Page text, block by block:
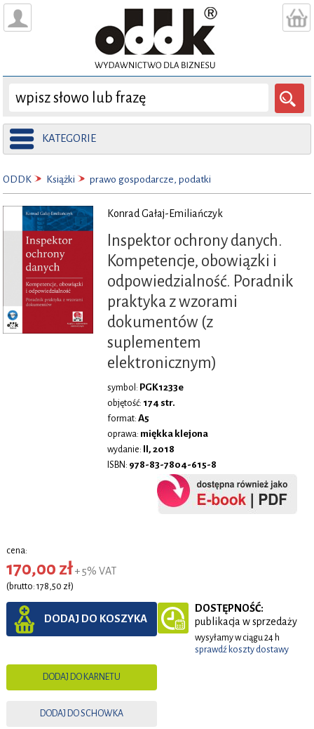
KATEGORIE
ODDK Książki prawo gospodarcze, podatki
Konrad Gałaj-Emiliańczyk
Inspektor ochrony danych.
Kompetencje, obowiązki i
odpowiedzialność. Poradnik
praktyka z wzorami
dokumentów (z
suplementem
elektronicznym)
symbol: PGK1233e
objętość: 174 str.
format: A5
oprawa: miękka klejona
wydanie: II, 2018
ISBN: 978-83-7804-615-8
cena:
170,00 zł+ 5% VAT
(brutto: 178,50 zł)
DODAJ DO KOSZYKA
DODAJ DO KARNETU
DODAJ DO SCHOWKA
DOSTĘPNOŚĆ:
publikacja w sprzedaży
wysyłamy w ciągu 24 h
sprawdź koszty dostawy